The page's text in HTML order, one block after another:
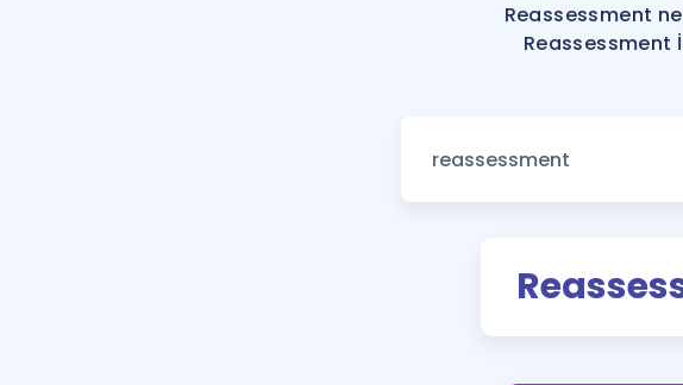
Reassessment
Reassessment